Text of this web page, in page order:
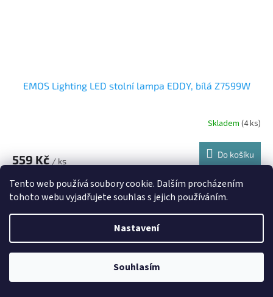
Tento web používá soubory cookie. Dalším procházením
tohoto webu vyjadřujete souhlas s jejich používáním.
Nastavení
Souhlasím
EMOS Lighting LED stolní lampa EDDY, bílá Z7599W
Skladem (4 ks)
559 Kč/ ks
Do košíku
Kód:Z7599B